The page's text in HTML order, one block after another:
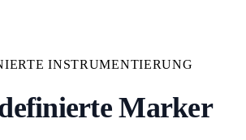
INSTRUMENTIERUNG
Marker